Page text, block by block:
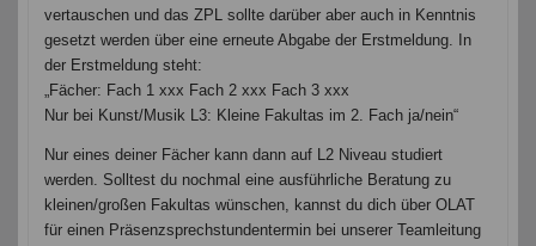
vertauschen und das ZPL sollte darüber aber auch in Kenntnis
gesetzt werden über eine erneute Abgabe der Erstmeldung. In
der Erstmeldung steht:
„Fächer: Fach 1 xxx Fach 2 xxx Fach 3 xxx
Nur bei Kunst/Musik L3: Kleine Fakultas im 2. Fach ja/nein“
Nur eines deiner Fächer kann dann auf L2 Niveau studiert
werden. Solltest du nochmal eine ausführliche Beratung zu
kleinen/großen Fakultas wünschen, kannst du dich über OLAT
für einen Präsenzsprechstundentermin bei unserer Teamleitung